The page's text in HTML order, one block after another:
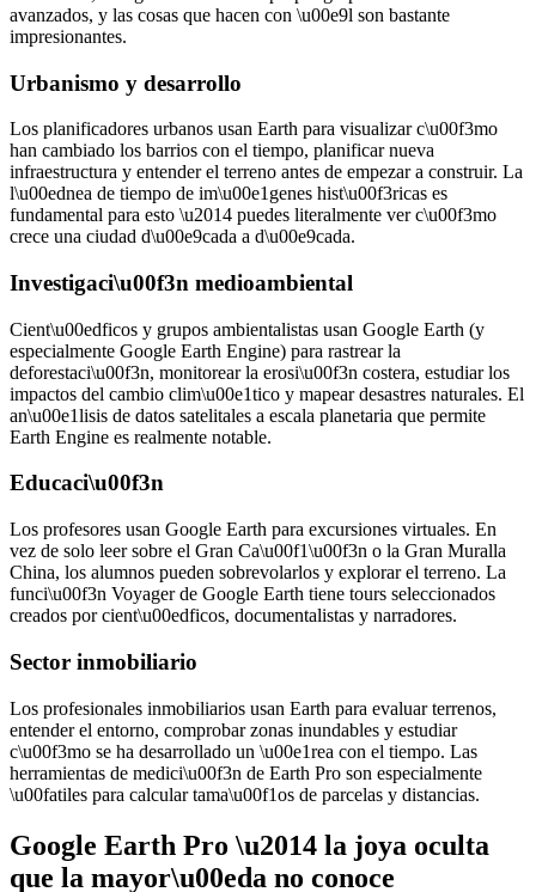
avanzados, y las cosas que hacen con \u00e9l son bastante
impresionantes.
Urbanismo y desarrollo
Los planificadores urbanos usan Earth para visualizar c\u00f3mo
han cambiado los barrios con el tiempo, planificar nueva
infraestructura y entender el terreno antes de empezar a construir. La
l\u00ednea de tiempo de im\u00e1genes hist\u00f3ricas es
fundamental para esto \u2014 puedes literalmente ver c\u00f3mo
crece una ciudad d\u00e9cada a d\u00e9cada.
Investigaci\u00f3n medioambiental
Cient\u00edficos y grupos ambientalistas usan Google Earth (y
especialmente Google Earth Engine) para rastrear la
deforestaci\u00f3n, monitorear la erosi\u00f3n costera, estudiar los
impactos del cambio clim\u00e1tico y mapear desastres naturales. El
an\u00e1lisis de datos satelitales a escala planetaria que permite
Earth Engine es realmente notable.
Educaci\u00f3n
Los profesores usan Google Earth para excursiones virtuales. En
vez de solo leer sobre el Gran Ca\u00f1\u00f3n o la Gran Muralla
China, los alumnos pueden sobrevolarlos y explorar el terreno. La
funci\u00f3n Voyager de Google Earth tiene tours seleccionados
creados por cient\u00edficos, documentalistas y narradores.
Sector inmobiliario
Los profesionales inmobiliarios usan Earth para evaluar terrenos,
entender el entorno, comprobar zonas inundables y estudiar
c\u00f3mo se ha desarrollado un \u00e1rea con el tiempo. Las
herramientas de medici\u00f3n de Earth Pro son especialmente
\u00fatiles para calcular tama\u00f1os de parcelas y distancias.
Google Earth Pro \u2014 la joya oculta
que la mayor\u00eda no conoce